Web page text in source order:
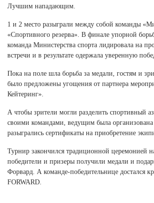
Лучшим нападающим.
1 и 2 место разыграли между собой команды
«Спортивного резерва». В финале упорной
команда Министерства спорта лидировала на
встречи и в результате одержала уверенную
Пока на поле шла борьба за медали, гостям и
было предложены угощения от партнера
Кейтеринг».
А чтобы зрители могли разделить спортивный
своими командами, ведущим была организована
разыгрались сертификаты на приобретение
Турнир закончился традиционной церемонией
победители и призеры получили медали и
Форвард. А команде-победительнице достался
FORWARD.